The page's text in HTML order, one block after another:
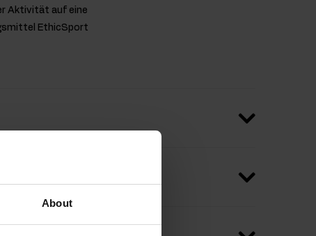
About
Aktivität auf eine
EthicSport